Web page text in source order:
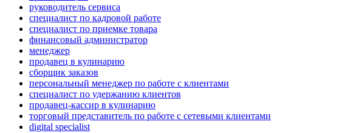
руководитель сервиса
специалист по кадровой работе
специалист по приемке товара
финансовый администратор
менеджер
продавец в кулинарию
сборщик заказов
персональный менеджер по работе с клиентами
специалист по удержанию клиентов
продавец-кассир в кулинарию
торговый представитель по работе с сетевыми клиентами
digital specialist